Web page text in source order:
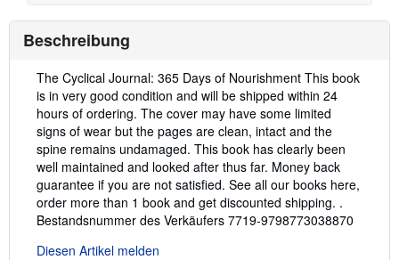
Beschreibung
Beschreibung:
The Cyclical Journal: 365 Days of Nourishment This book
is in very good condition and will be shipped within 24
hours of ordering. The cover may have some limited
signs of wear but the pages are clean, intact and the
spine remains undamaged. This book has clearly been
well maintained and looked after thus far. Money back
guarantee if you are not satisfied. See all our books here,
order more than 1 book and get discounted shipping. .
Bestandsnummer des Verkäufers 7719-9798773038870
Diesen Artikel melden